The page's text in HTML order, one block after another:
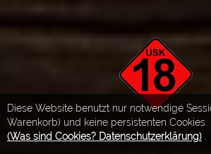
Diese Website benutzt nur notwendige
Warenkorb) und keine persistenten Cookies.
(Was sind Cookies? Datenschutzerklärung)